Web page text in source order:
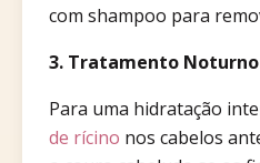
com shampoo para
3. Tratamento Noturno
Para uma hidratação
de rícino nos cabelos